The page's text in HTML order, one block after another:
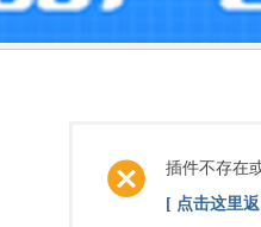
插件不存在
[ 点击这里